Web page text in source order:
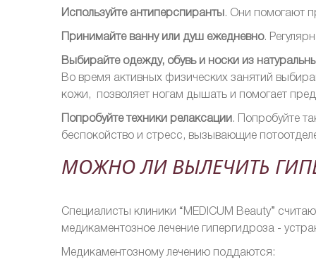
Используйте антиперспиранты. Они помогают
Принимайте ванну или душ ежедневно.
Выбирайте одежду, обувь и носки из
Во время активных физических занятий
кожи, позволяет ногам дышать и помогает
Попробуйте техники релаксации. Попробуйте
беспокойство и стресс, вызывающие
МОЖНО ЛИ ВЫЛЕЧИТЬ
Специалисты клиники “MEDICUM Beauty”
медикаментозное лечение гипергидроза -
Медикаментозному лечению поддаются: